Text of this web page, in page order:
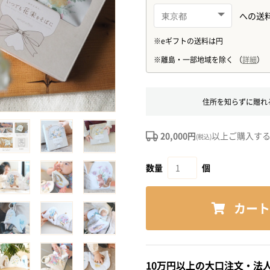
住所を知らずに贈
20,000円(税込)以上ご購入す
数量 個
カー
10万円以上の大口注文・法